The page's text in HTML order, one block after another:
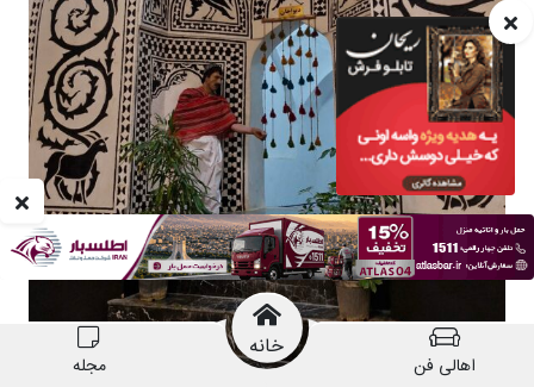
مجله
خانه
اهالی فن